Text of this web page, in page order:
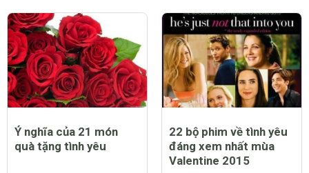
Ý nghĩa của 21 món
quà tặng tình yêu
22 bộ phim về tình yêu
đáng xem nhất mùa
Valentine 2015